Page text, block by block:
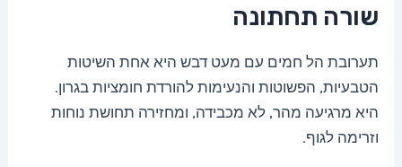
שורה תחתונה
תערובת הל חמים עם מעט דבש היא אחת השיטות
הטבעיות, הפשוטות והנעימות להורדת חומציות בגרון.
היא מרגיעה מהר, לא מכבידה, ומחזירה תחושת נוחות
וזרימה לגוף.